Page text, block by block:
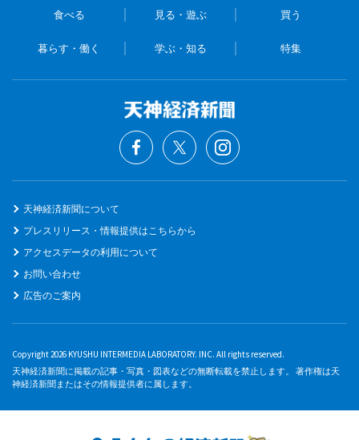
食べる 見る・遊ぶ 買う
暮らす・働く 学ぶ・知る 特集
天神経済新聞について
プレスリリース・情報提供はこちらから
アクセスデータの利用について
お問い合わせ
広告のご案内
Copyright 2026 KYUSHU INTERMEDIA LABORATORY. INC. All rights reserved.
天神経済新聞に掲載の記事・写真・図表などの無断転載を禁止します。 著作権は天
神経済新聞またはその情報提供者に属します。